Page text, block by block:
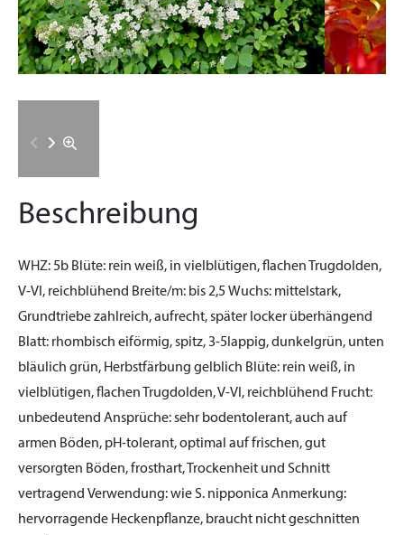
Beschreibung
WHZ:5b Blüte: rein weiß, in vielblütigen, flachen Trugdolden,
V-VI, reichblühend Breite/m: bis 2,5Wuchs: mittelstark,
Grundtriebe zahlreich, aufrecht, später locker überhängend
Blatt: rhombisch eiförmig, spitz, 3-5lappig, dunkelgrün, unten
bläulich grün, Herbstfärbung gelblich Blüte: rein weiß, in
vielblütigen, flachen Trugdolden, V-VI, reichblühend Frucht:
unbedeutend Ansprüche:sehr bodentolerant, auch auf
armen Böden, pH-tolerant, optimal auf frischen, gut
versorgten Böden, frosthart, Trockenheit und Schnitt
vertragend Verwendung:wie S. nipponica Anmerkung:
hervorragende Heckenpflanze, braucht nicht geschnitten